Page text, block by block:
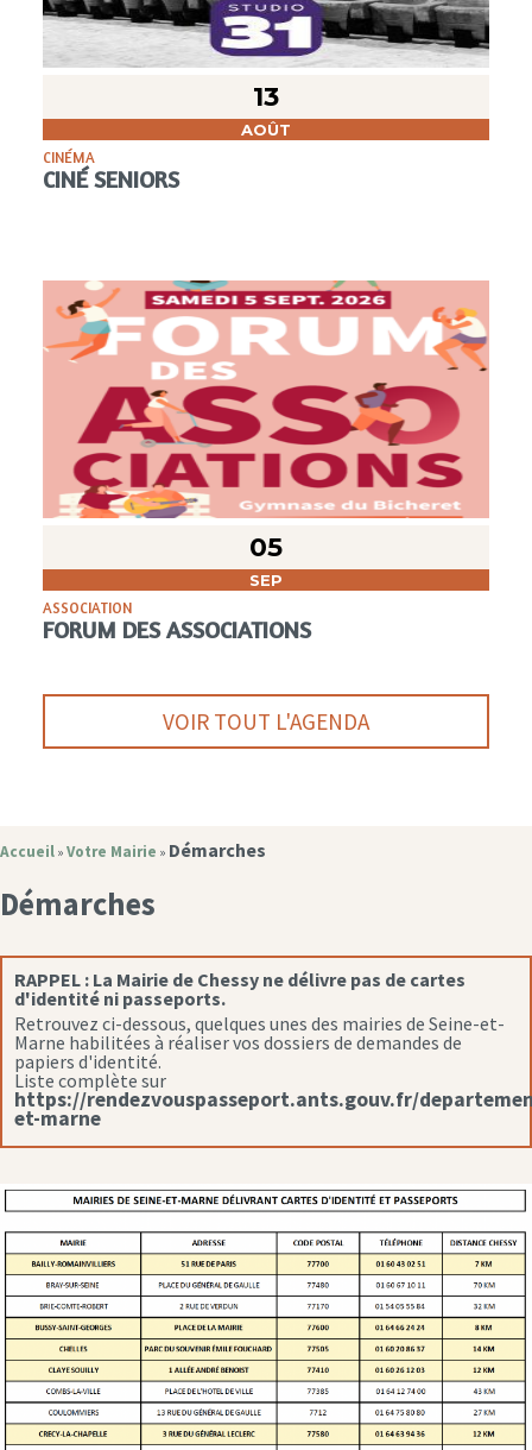
13
AOÛT
CINÉMA
CINÉ SENIORS
05
SEP
ASSOCIATION
FORUM DES ASSOCIATIONS
VOIR TOUT L'AGENDA
Accueil » Votre Mairie » Démarches
Démarches
RAPPEL : La Mairie de Chessy ne délivre pas de cartes
d'identité ni passeports.
Retrouvez ci-dessous, quelques unes des mairies de Seine-et-
Marne habilitées à réaliser vos dossiers de demandes de
papiers d'identité.
Liste complète sur
https://rendezvouspasseport.ants.gouv.fr/
et-marne